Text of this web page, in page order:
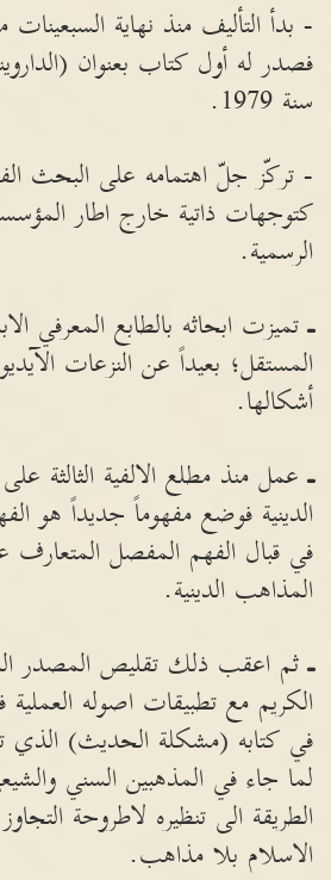
- بدأ التأليف منذ نهاية
فصدر له أول كتاب بعنوان
سنة 1979.
- تركّز جلّ اهتمامه على البحث
كتوجهات ذاتية خارج اطار
الرسمية.
ـتميزت ابحاثه بالطابع المعرفي
المستقل؛ بعيداً عن النزعات
أشكالها.
ـعمل منذ مطلع الالفية الثالثة
الدينية فوضع مفهوماً جديداً هو
في قبال الفهم المفصل
المذاهب الدينية.
ـثم اعقب ذلك تقليص المصدر
الكريم مع تطبيقات اصوله العملية
في كتابه (مشكلة الحديث) الذي
لما جاء في المذهبين السني
الطريقة الى تنظيره لاطروحة
الاسلام بلا مذاهب.